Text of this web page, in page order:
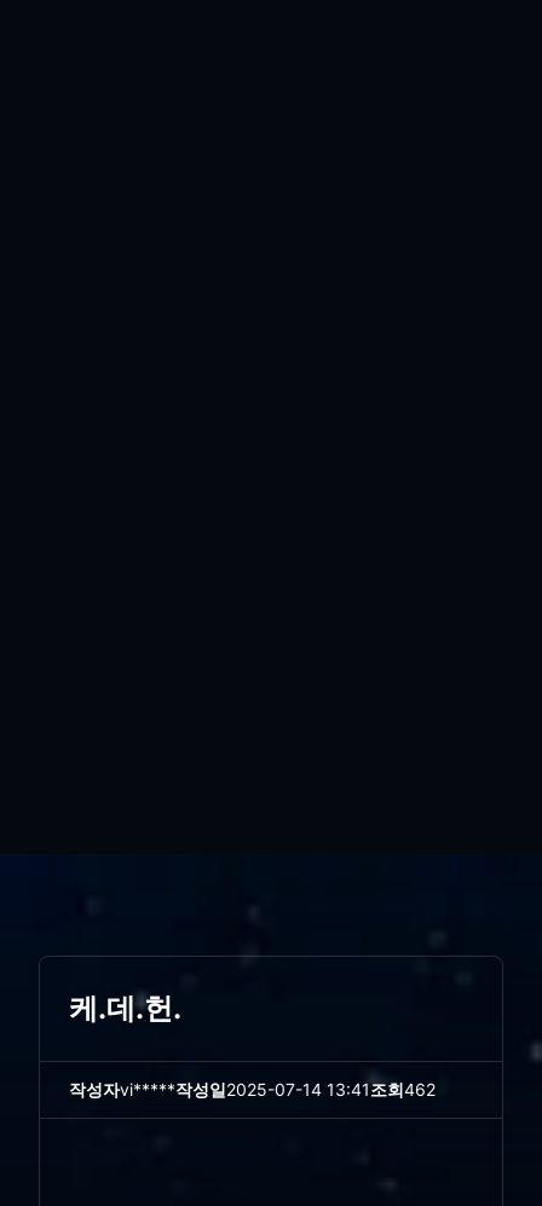
케.데.헌.
작성자vi*****작성일2025-07-14 13:41조회462